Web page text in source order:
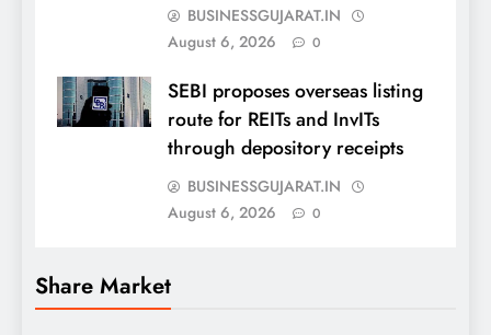
BUSINESSGUJARAT.IN
August 6, 2026
0
SEBI proposes overseas listing
route for REITs and InvITs
through depository receipts
BUSINESSGUJARAT.IN
August 6, 2026
0
Share Market